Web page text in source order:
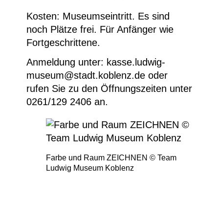
Kosten: Museumseintritt. Es sind
noch Plätze frei. Für Anfänger wie
Fortgeschrittene.
Anmeldung unter: kasse.ludwig-
museum@stadt.koblenz.de oder
rufen Sie zu den Öffnungszeiten unter
0261/129 2406 an.
Farbe und Raum ZEICHNEN © Team
Ludwig Museum Koblenz